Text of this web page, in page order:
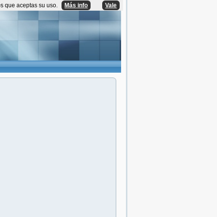
que aceptas su uso. Más info Vale